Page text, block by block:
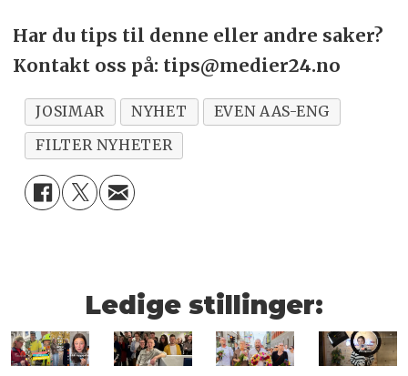
Har du tips til denne eller andre saker?
Kontakt oss på: tips@medier24.no
JOSIMAR NYHET
EVEN AAS-ENG
FILTER NYHETER
Ledige stillinger: